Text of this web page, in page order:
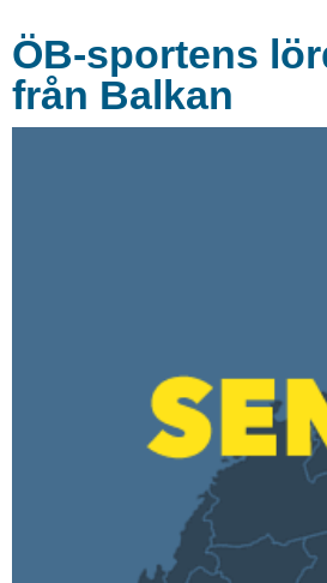
ÖB-sportens
från Balkan